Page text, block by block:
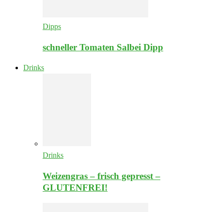
Dipps
schneller Tomaten Salbei Dipp
Drinks
Drinks
Weizengras – frisch gepresst –
GLUTENFREI!